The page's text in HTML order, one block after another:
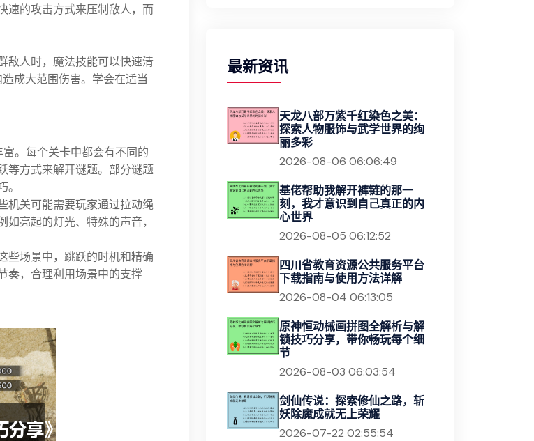
速的攻击方式来压制敌人，而
敌人时，魔法技能可以快速清
成大范围伤害。学会在适当
。每个关卡中都会有不同的
等方式来解开谜题。部分谜题
机关可能需要玩家通过拉动绳
亮起的灯光、特殊的声音，
些场景中，跳跃的时机和精确
奏，合理利用场景中的支撑
最新资讯
天龙八部万紫千红染色之美：
探索人物服饰与武学世界的绚
丽多彩
2026-08-06 06:06:49
基佬帮助我解开裤链的那一
刻，我才意识到自己真正的内
心世界
2026-08-05 06:12:52
四川省教育资源公共服务平台
下载指南与使用方法详解
2026-08-04 06:13:05
原神恒动械画拼图全解析与解
锁技巧分享，带你畅玩每个细
节
2026-08-03 06:03:54
剑仙传说：探索修仙之路，斩
妖除魔成就无上荣耀
2026-07-22 02:55:54